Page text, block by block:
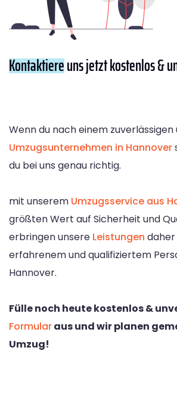
Kontaktiereuns jetzt kostenlos &
Wenn du nach einem
Umzugsunternehmen in Hannover
du bei uns genau richtig.
mit unserem Umzugsservice aus
größten Wert auf Sicherheit und
erbringen unsere Leistungen
erfahrenem und qualifiziertem
Hannover.
Fülle noch heute kostenlos &
Formularaus und wir planen
Umzug!